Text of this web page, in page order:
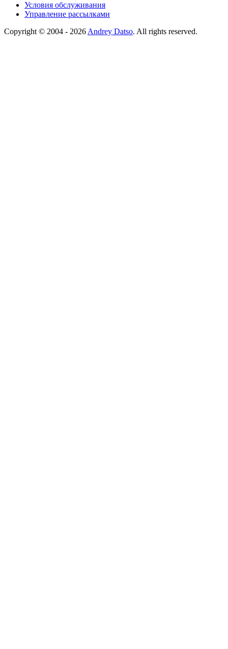
Условия обслуживания
Управление рассылками
Copyright © 2004 - 2026 Andrey Datso. All rights reserved.